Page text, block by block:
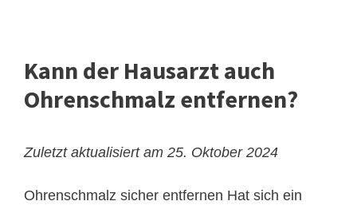
Kann der Hausarzt auch
Ohrenschmalz entfernen?
Zuletzt aktualisiert am 25. Oktober 2024
Ohrenschmalz sicher entfernen Hat sich ein